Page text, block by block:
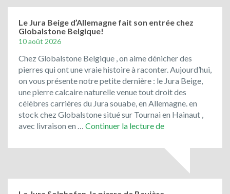
Le Jura Beige d’Allemagne fait son entrée chez
Globalstone Belgique!
10 août 2026
Chez Globalstone Belgique , on aime dénicher des
pierres qui ont une vraie histoire à raconter. Aujourd’hui,
on vous présente notre petite dernière : le Jura Beige,
une pierre calcaire naturelle venue tout droit des
célèbres carrières du Jura souabe, en Allemagne. en
stock chez Globalstone situé sur Tournai en Hainaut ,
avec livraison en … Continuer la lecture deLe
Beige
d’Allemagne
son